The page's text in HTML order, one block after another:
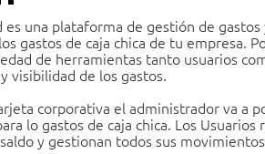
es una plataforma de gestión de
gastos de caja chica de tu empresa.
de herramientas tanto usuarios
visibilidad de los gastos.
corporativa el administrador va a
lo gastos de caja chica. Los Usuarios
y gestionan todos sus